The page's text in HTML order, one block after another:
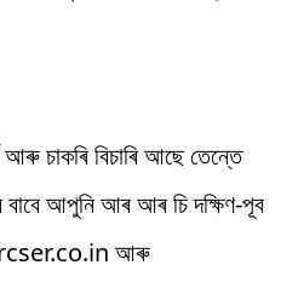
চাকৰি বিচাৰি আছে তেন্তে
বাবে আপুনি আৰ আৰ চি দক্ষিণ-পূব
rrcser.co.in আৰু